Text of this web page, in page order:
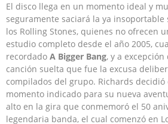
El disco llega en un momento ideal y
seguramente saciará la ya insoportable
los Rolling Stones, quienes no ofrecen
estudio completo desde el año 2005,
recordado A Bigger Bang, y a
canción suelta que fue la excusa
compilados del grupo. Richards
momento indicado para su nueva
alto en la gira que conmemoró el 50
legendaria banda, el cual comenzó en